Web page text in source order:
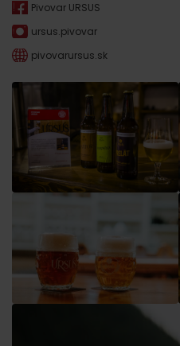
Pivovar URSUS
ursus.pivovar
pivovarursus.sk